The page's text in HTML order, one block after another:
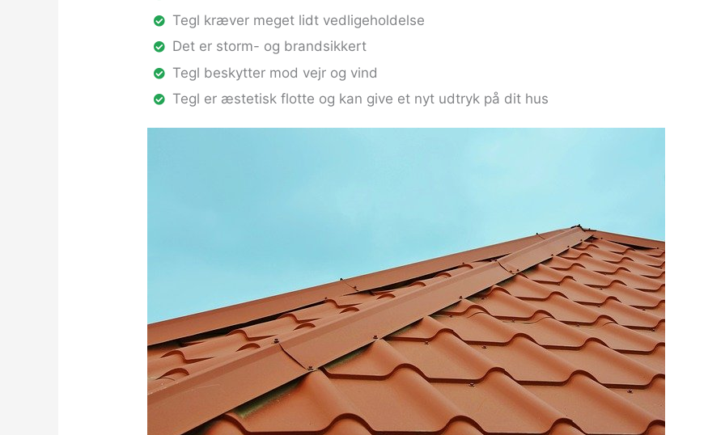
Tegl kræver meget lidt vedligeholdelse
Det er storm- og brandsikkert
Tegl beskytter mod vejr og vind
Tegl er æstetisk flotte og kan give et nyt udtryk på dit hus